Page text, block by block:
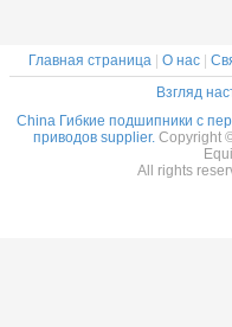
Главная страница | О нас |
Взгляд
China Гибкие подшипники с
приводов supplier. Copyright
All rights